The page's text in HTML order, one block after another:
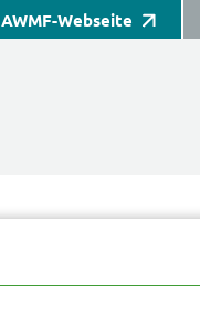
AWMF-Webseite